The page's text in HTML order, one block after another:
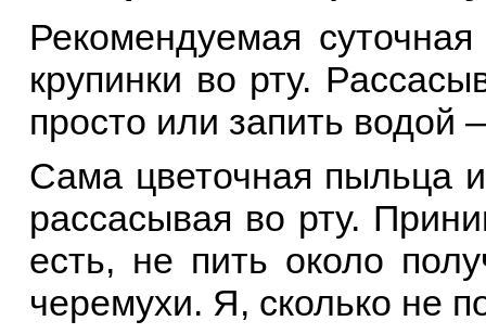
Рекомендуемая
крупинки во рту.
просто или запить водой
Сама цветочная пыльца
рассасывая во рту.
есть, не пить около
черемухи. Я, сколько не